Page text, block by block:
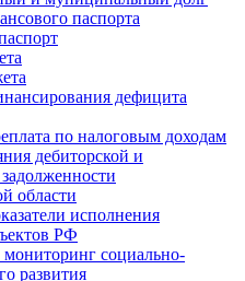
паспорта
дефицита
по налоговым доходам
дебиторской и
области
исполнения
РФ
социально-
развития